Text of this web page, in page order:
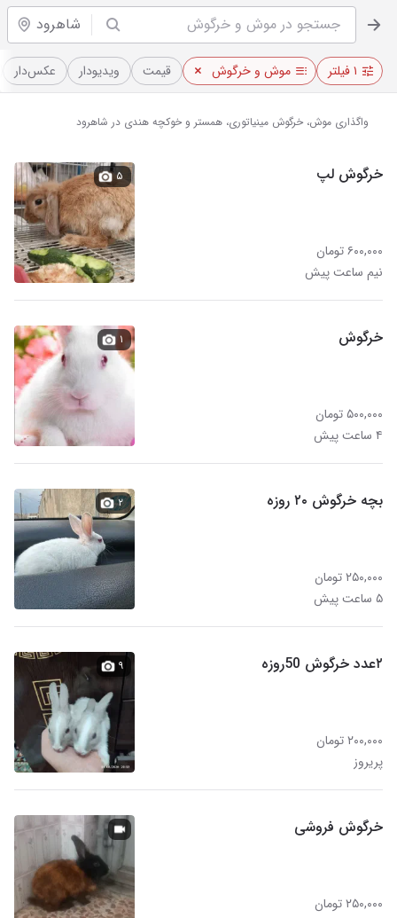
شاهرود
۱ فیلتر موش و خرگوش قیمت ویدیو‌دار عکس‌دار
واگذاری موش، خرگوش مینیاتوری، همستر و خوکچه هندی در شاهرود
خرگوش لپ
۶۰۰,۰۰۰ تومان
نیم ساعت پیش
۵
خرگوش
۵۰۰,۰۰۰ تومان
۴ ساعت پیش
۱
بچه خرگوش ۲۰ روزه
۲۵۰,۰۰۰ تومان
۵ ساعت پیش
۲
۲عدد خرگوش 50روزه
۲۰۰,۰۰۰ تومان
پریروز
۹
خرگوش فروشی
۲۵۰,۰۰۰ تومان